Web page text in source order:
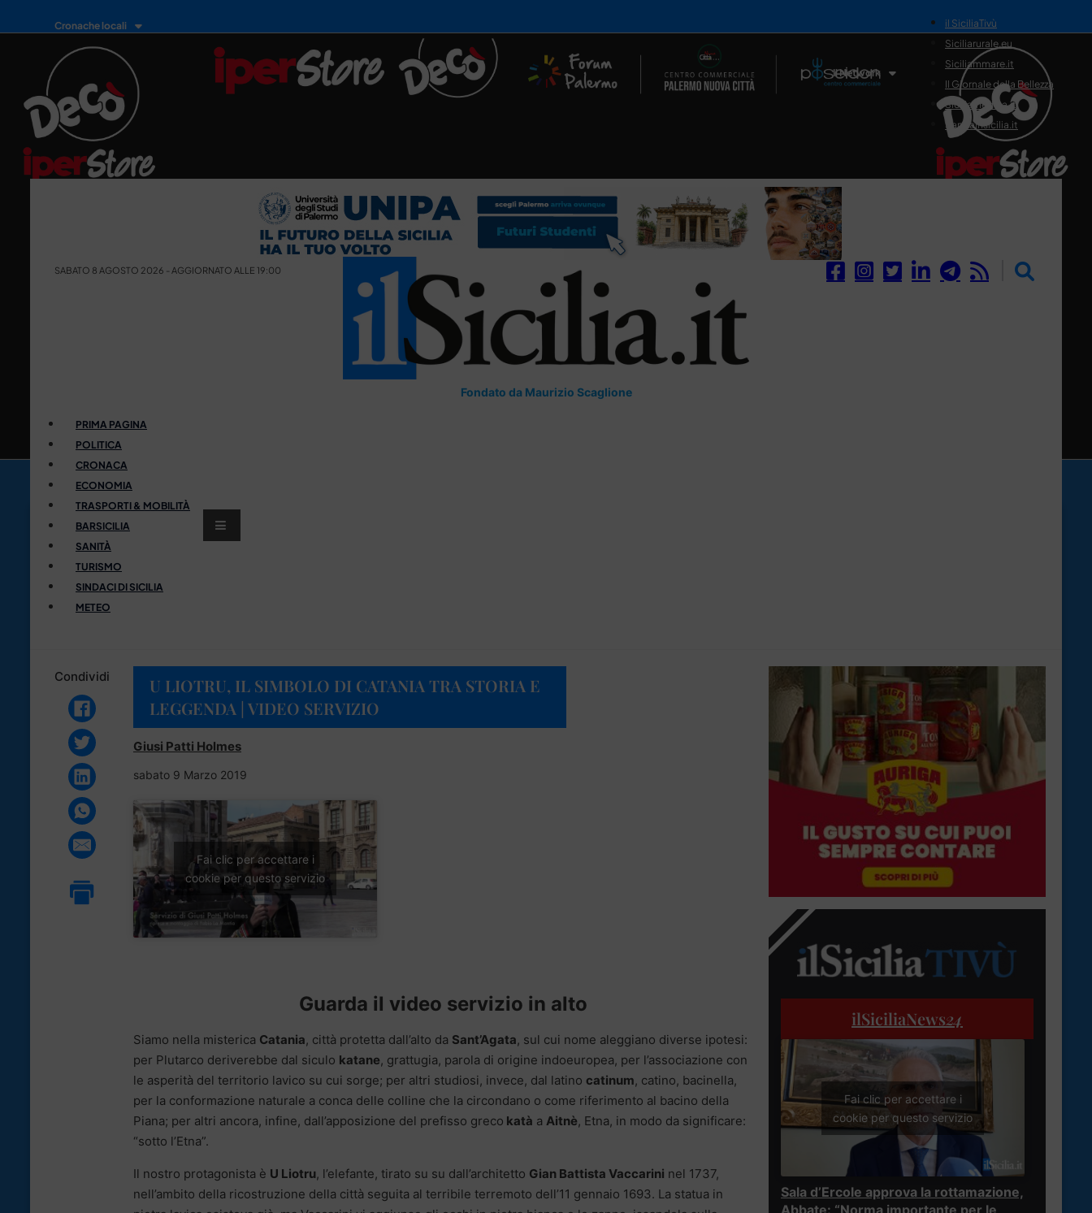
Cronache locali
Il Network
il SiciliaTivù
Siciliarurale.eu
Siciliammare.it
Il Giornale della Bellezza
Siciliamedica.it
Sanitainsicilia.it
SABATO 8 AGOSTO 2026 - AGGIORNATO ALLE 19:00
Fondato da Maurizio Scaglione
PRIMA PAGINA
POLITICA
CRONACA
ECONOMIA
TRASPORTI & MOBILITÀ
BARSICILIA
SANITÀ
TURISMO
SINDACI DI SICILIA
METEO
Condividi
U LIOTRU, IL SIMBOLO DI CATANIA TRA STORIA E
LEGGENDA | VIDEO SERVIZIO
Giusi Patti Holmes
sabato 9 Marzo 2019
Fai clic per accettare i
cookie per questo servizio
Guarda il video servizio in alto
Siamo nella misterica Catania, città protetta dall’alto da Sant’Agata, sul cui nome aleggiano diverse ipotesi:
per Plutarco deriverebbe dal siculo katane, grattugia, parola di origine indoeuropea, per l’associazione con
le asperità del territorio lavico su cui sorge; per altri studiosi, invece, dal latino catinum, catino, bacinella,
per la conformazione naturale a conca delle colline che la circondano o come riferimento al bacino della
Piana; per altri ancora, infine, dall’apposizione del prefisso greco katà a Aitnè, Etna, in modo da significare:
“sotto l’Etna”.
Il nostro protagonista è U Liotru, l’elefante, tirato su su dall’architetto Gian Battista Vaccarini nel 1737,
nell’ambito della ricostruzione della città seguita al terribile terremoto dell’11 gennaio 1693. La statua in
ilSiciliaNews24
Fai clic per accettare i
cookie per questo servizio
Sala d’Ercole approva la rottamazione,
Abbate: “Norma importante per le